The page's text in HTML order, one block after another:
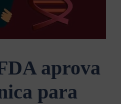
aprova
para